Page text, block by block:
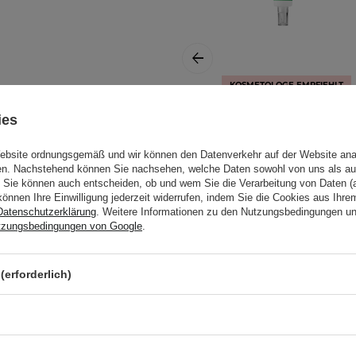
Produkt hilfreich
in die Handmulde
zu bilden. Auf dem
lauwarmem Wasser
durch. Weitere
KOSMETOLOGE EMPFIEHLT
Sunscreen
SPF50+/PA++++ -
Creme mit
physikalischen
ordnungsgemäß und wir können den Datenverkehr auf der Website
Nachstehend können Sie nachsehen, welche Daten sowohl von uns als
können auch entscheiden, ob und wem Sie die Verarbeitung von Daten
Ihre Einwilligung jederzeit widerrufen, indem Sie die Cookies aus
. Weitere Informationen zu den Nutzungsbedingungen
von Google